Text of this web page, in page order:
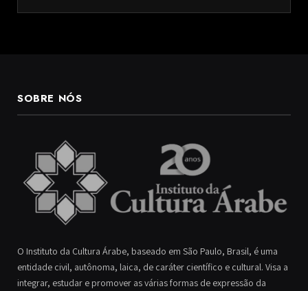
SOBRE NÓS
O Instituto da Cultura Árabe, baseado em São Paulo, Brasil, é uma
entidade civil, autônoma, laica, de caráter científico e cultural. Visa a
integrar, estudar e promover as várias formas de expressão da